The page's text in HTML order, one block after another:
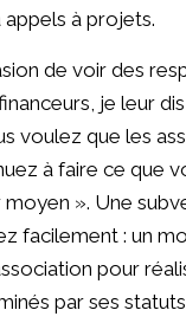
à projets.
de voir des
je leur
voulez que les
à faire ce que
moyen ». Une
facilement : un
pour
par ses